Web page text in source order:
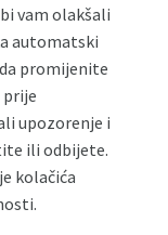
vam olakšali
automatski
promijenite
prije
upozorenje i
ili odbijete.
kolačića